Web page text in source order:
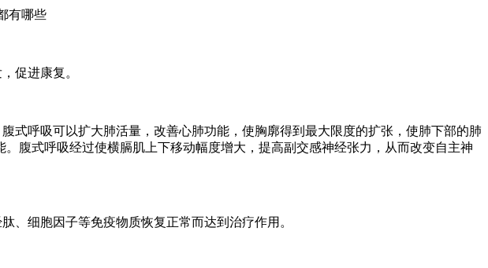
促进康复。
呼吸可以扩大肺活量，改善心肺功能，使胸廓得到最大限度的扩张，使肺下部的肺
腹式呼吸经过使横膈肌上下移动幅度增大，提高副交感神经张力，从而改变自主神
细胞因子等免疫物质恢复正常而达到治疗作用。